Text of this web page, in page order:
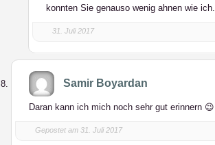
konnten Sie genauso wenig ahnen wie ich.
31. Juli 2017
Samir Boyardan
Daran kann ich mich noch sehr gut erinnern 😉
Gepostet am 31. Juli 2017